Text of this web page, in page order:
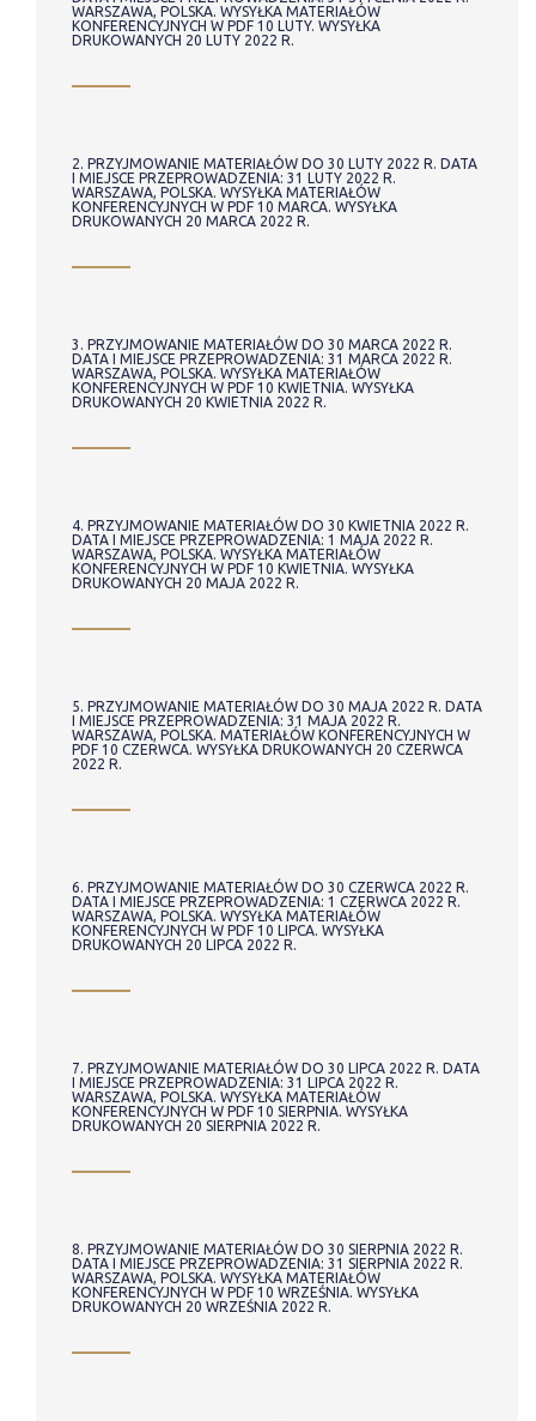
WARSZAWA, POLSKA. WYSYŁKA MATERIAŁÓW
KONFERENCYJNYCH W PDF 10 LUTY. WYSYŁKA
DRUKOWANYCH 20 LUTY 2022 R.
2. PRZYJMOWANIE MATERIAŁÓW DO 30 LUTY 2022 R. DATA
I MIEJSCE PRZEPROWADZENIA: 31 LUTY 2022 R.
WARSZAWA, POLSKA. WYSYŁKA MATERIAŁÓW
KONFERENCYJNYCH W PDF 10 MARCA. WYSYŁKA
DRUKOWANYCH 20 MARCA 2022 R.
3. PRZYJMOWANIE MATERIAŁÓW DO 30 MARCA 2022 R.
DATA I MIEJSCE PRZEPROWADZENIA: 31 MARCA 2022 R.
WARSZAWA, POLSKA. WYSYŁKA MATERIAŁÓW
KONFERENCYJNYCH W PDF 10 KWIETNIA. WYSYŁKA
DRUKOWANYCH 20 KWIETNIA 2022 R.
4. PRZYJMOWANIE MATERIAŁÓW DO 30 KWIETNIA 2022 R.
DATA I MIEJSCE PRZEPROWADZENIA: 1 MAJA 2022 R.
WARSZAWA, POLSKA. WYSYŁKA MATERIAŁÓW
KONFERENCYJNYCH W PDF 10 KWIETNIA. WYSYŁKA
DRUKOWANYCH 20 MAJA 2022 R.
5. PRZYJMOWANIE MATERIAŁÓW DO 30 MAJA 2022 R. DATA
I MIEJSCE PRZEPROWADZENIA: 31 MAJA 2022 R.
WARSZAWA, POLSKA. MATERIAŁÓW KONFERENCYJNYCH W
PDF 10 CZERWCA. WYSYŁKA DRUKOWANYCH 20 CZERWCA
2022 R.
6. PRZYJMOWANIE MATERIAŁÓW DO 30 CZERWCA 2022 R.
DATA I MIEJSCE PRZEPROWADZENIA: 1 CZERWCA 2022 R.
WARSZAWA, POLSKA. WYSYŁKA MATERIAŁÓW
KONFERENCYJNYCH W PDF 10 LIPCA. WYSYŁKA
DRUKOWANYCH 20 LIPCA 2022 R.
7. PRZYJMOWANIE MATERIAŁÓW DO 30 LIPCA 2022 R. DATA
I MIEJSCE PRZEPROWADZENIA: 31 LIPCA 2022 R.
WARSZAWA, POLSKA. WYSYŁKA MATERIAŁÓW
KONFERENCYJNYCH W PDF 10 SIERPNIA. WYSYŁKA
DRUKOWANYCH 20 SIERPNIA 2022 R.
8. PRZYJMOWANIE MATERIAŁÓW DO 30 SIERPNIA 2022 R.
DATA I MIEJSCE PRZEPROWADZENIA: 31 SIERPNIA 2022 R.
WARSZAWA, POLSKA. WYSYŁKA MATERIAŁÓW
KONFERENCYJNYCH W PDF 10 WRZEŚNIA. WYSYŁKA
DRUKOWANYCH 20 WRZEŚNIA 2022 R.